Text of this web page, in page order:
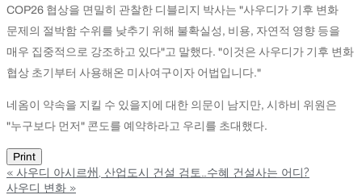
COP26 협상을 면밀히 관찰한 디블리지 박사는 "사우디가 기후 변화
문제의 절박함 수위를 낮추기 위해 불확실성, 비용, 자연적 영향 등을
매우 집중적으로 강조하고 있다"고 말했다. "이것은 사우디가 기후 변화
협상 초기부터 사용해온 미사여구이자 어법입니다."
네옴이 약속을 지킬 수 있을지에 대한 의문이 남지만, 시하비 위원은
"누구보다 먼저" 콘도를 예약하라고 우리를 초대했다.
Print
« 사우디 아시르州, 산업도시 건설 검토…수혜 건설사는 어디?
사우디 변화 »